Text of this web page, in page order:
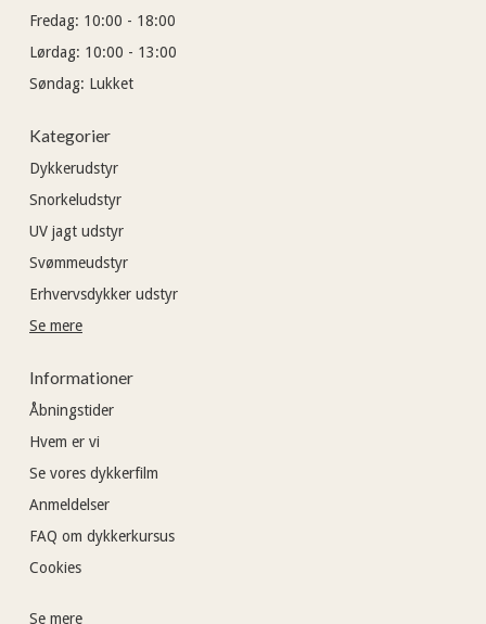
Fredag: 10:00 - 18:00
Lørdag: 10:00 - 13:00
Søndag: Lukket
Kategorier
Dykkerudstyr
Snorkeludstyr
UV jagt udstyr
Svømmeudstyr
Erhvervsdykker udstyr
Se mere
Informationer
Åbningstider
Hvem er vi
Se vores dykkerfilm
Anmeldelser
FAQ om dykkerkursus
Cookies
Se mere